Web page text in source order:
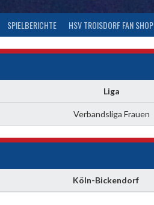
SPIELBERICHTE HSV TROISDORF FAN SHOP
Liga
Verbandsliga Frauen
Köln-Bickendorf